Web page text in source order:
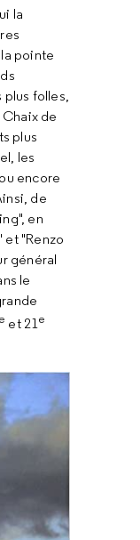
la
pointe
folles,
de
plus
les
encore
de
en
et "Renzo
général
le
e et 21e